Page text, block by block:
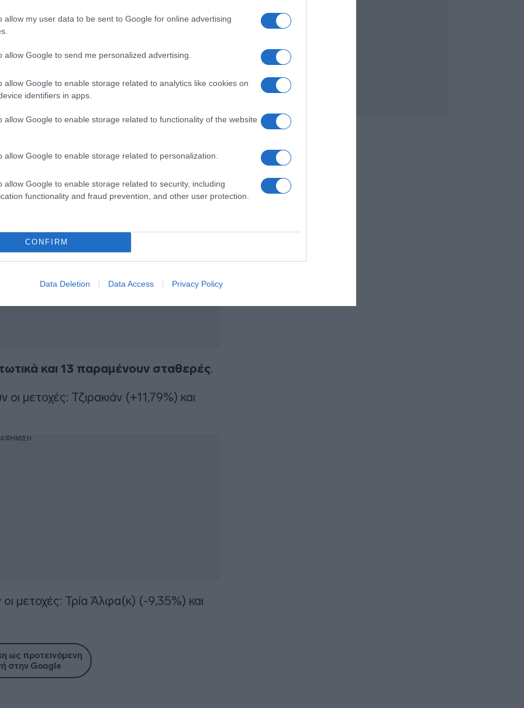
allow my user data to be sent to Google for online advertising
allow Google to send me personalized advertising.
allow Google to enable storage related to analytics like cookies on
identifiers in apps.
allow Google to enable storage related to functionality of the website
allow Google to enable storage related to personalization.
allow Google to enable storage related to security, including
functionality and fraud prevention, and other user protection.
CONFIRM
Data Deletion Data Access Privacy Policy
παρουσιάζουν η Eurobank και η Intralot,
αντιστοίχως.
η Eurobank με 9,56 εκατ.
και 13 παραμένουν σταθερές.
μετοχές: Τζιρακιάν (+11,79%) και
μετοχές: Τρία Άλφα(κ) (-9,35%) και
ως προτεινόμενη
στην Google